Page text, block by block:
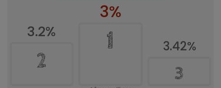
3%
1
3.2%
2
3.42%
3